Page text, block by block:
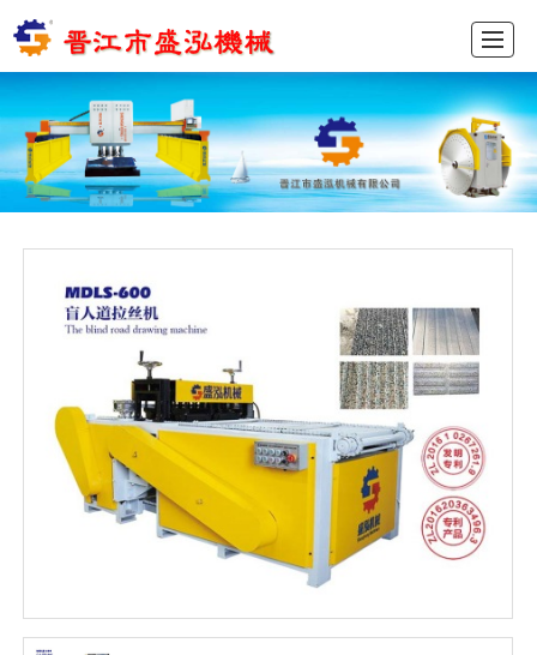
产品展示 新闻动态 联系我们 ENGLISH